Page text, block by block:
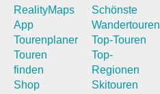
RealityMaps
App
Tourenplaner
Touren
finden
Shop
Schönste
Wandertouren
Top-Touren
Top-
Regionen
Skitouren